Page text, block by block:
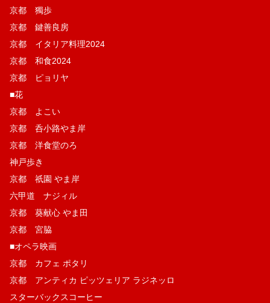
京都 獨歩
京都 鍵善良房
京都 イタリア料理2024
京都 和食2024
京都 ピョリヤ
■花
京都 よこい
京都 呑小路やま岸
京都 洋食堂のろ
神戸歩き
京都 祇園 やま岸
六甲道 ナジィル
京都 葵献心 やま田
京都 宮脇
■オペラ映画
京都 カフェ ポタリ
京都 アンティカ ピッツェリア ラジネッロ
スターバックスコーヒー